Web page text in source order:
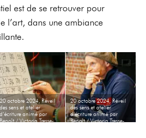
est de se retrouver pour
l’art, dans une ambiance
octobre 2024, Réveil
des sens et atelier
d’écriture animé par
/ Victoria Tresse-
20 octobre 2024, Réveil
des sens et atelier
d’écriture animé par
Benoît / Victoria Tresse-